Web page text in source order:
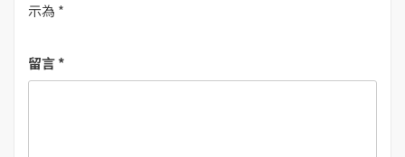
示為 *
留言*